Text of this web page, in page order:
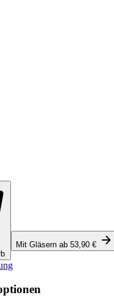
Mit Gläsern ab 53,90 €